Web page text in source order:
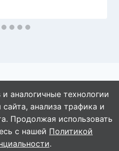
АбАлдеть!
аналогичные технологии
анализа трафика и
Продолжая использовать
с нашей Политикой
.